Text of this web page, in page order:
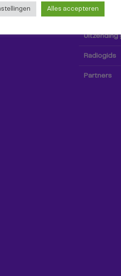
TV-gids
Uitzending
Radiogids
Partners
Alles accepteren